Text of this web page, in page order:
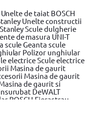
Unelte de taiat BOSCH
Unelte constructii
Scule dulgherie
de masura UNI-T
sculeGeanta scule
Polizor unghiular
electriceScule electrice
Masina de gaurit
Masina de gaurit
de gaurit si
DeWALT
BOSCH Fierastrau